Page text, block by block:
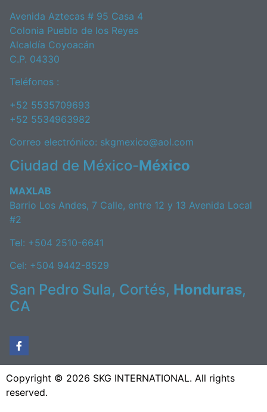
Avenida Aztecas # 95 Casa 4
Colonia Pueblo de los Reyes
Alcaldía Coyoacán
C.P. 04330
Teléfonos :
+52 5535709693
+52 5534963982
Correo electrónico: skgmexico@aol.com
Ciudad de México-México
MAXLAB
Barrio Los Andes, 7 Calle, entre 12 y 13 Avenida Local
#2
Tel: +504 2510-6641
Cel: +504 9442-8529
San Pedro Sula, Cortés, Honduras,
CA
Copyright © 2026 SKG INTERNATIONAL. All rights
reserved.